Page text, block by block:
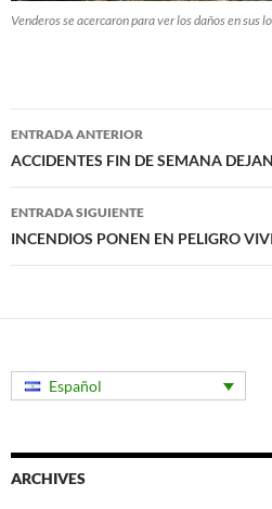
Venderos se acercaron para ver los daños en sus
Navegación
de
entradas
ENTRADA ANTERIOR
ACCIDENTES FIN DE SEMANA
ENTRADA SIGUIENTE
INCENDIOS PONEN EN PELIGRO
Español
ARCHIVES